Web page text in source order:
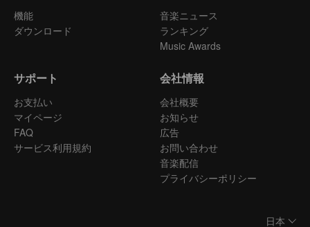
機能
ダウンロード
音楽ニュース
ランキング
Music Awards
サポート
お支払い
マイページ
FAQ
サービス利用規約
会社情報
会社概要
お知らせ
広告
お問い合わせ
音楽配信
プライバシーポリシー
日本